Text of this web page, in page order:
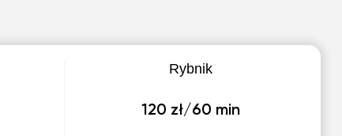
Rybnik
120 zł/60 min